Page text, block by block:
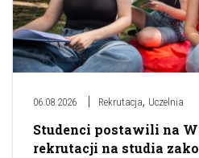
06.08.2026 Rekrutacja, Uczelnia
Studenci postawili na
rekrutacji na studia